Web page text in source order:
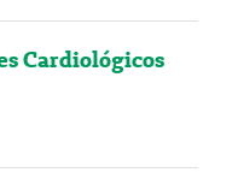
Cardiológicos